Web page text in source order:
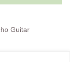
Guitar